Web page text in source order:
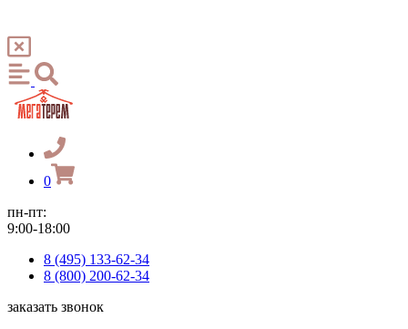
0
пн-пт:
9:00-18:00
8 (495) 133-62-34
8 (800) 200-62-34
заказать звонок